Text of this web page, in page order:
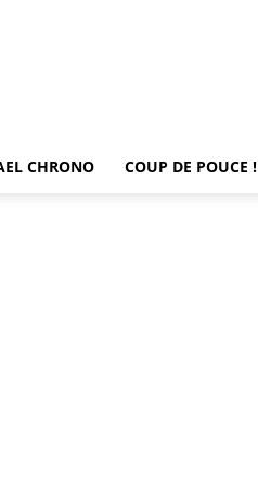
CHRONO COUP DE POUCE !